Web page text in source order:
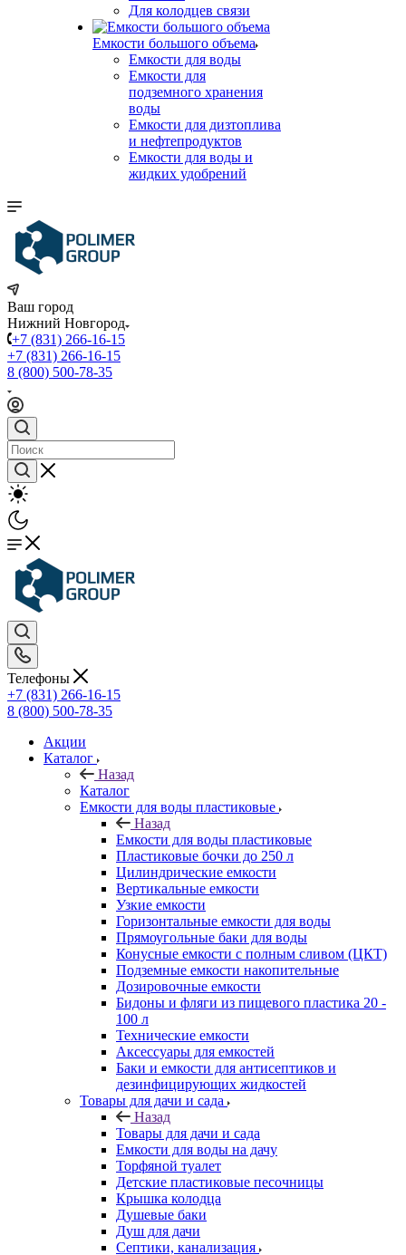
Для колодцев связи
Емкости большого объема
Емкости для воды
Емкости для
подземного хранения
воды
Емкости для дизтоплива
и нефтепродуктов
Емкости для воды и
жидких удобрений
Ваш город
Нижний Новгород
+7 (831) 266-16-15
+7 (831) 266-16-15
8 (800) 500-78-35
Телефоны
+7 (831) 266-16-15
8 (800) 500-78-35
Акции
Каталог
Назад
Каталог
Емкости для воды пластиковые
Назад
Емкости для воды пластиковые
Пластиковые бочки до 250 л
Цилиндрические емкости
Вертикальные емкости
Узкие емкости
Горизонтальные емкости для воды
Прямоугольные баки для воды
Конусные емкости с полным сливом (ЦКТ)
Подземные емкости накопительные
Дозировочные емкости
Бидоны и фляги из пищевого пластика 20 -
100 л
Технические емкости
Аксессуары для емкостей
Баки и емкости для антисептиков и
дезинфицирующих жидкостей
Товары для дачи и сада
Назад
Товары для дачи и сада
Емкости для воды на дачу
Торфяной туалет
Детские пластиковые песочницы
Крышка колодца
Душевые баки
Душ для дачи
Септики, канализация